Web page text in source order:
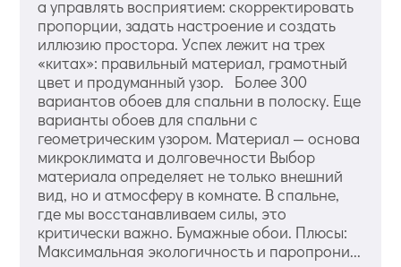
а управлять восприятием: скорректировать
пропорции, задать настроение и создать
иллюзию простора. Успех лежит на трех
«китах»: правильный материал, грамотный
цвет и продуманный узор. Более 300
вариантов обоев для спальни в полоску. Еще
варианты обоев для спальни с
геометрическим узором. Материал — основа
микроклимата и долговечности Выбор
материала определяет не только внешний
вид, но и атмосферу в комнате. В спальне,
где мы восстанавливаем силы, это
критически важно. Бумажные обои. Плюсы:
Максимальная экологичность и паропрони...